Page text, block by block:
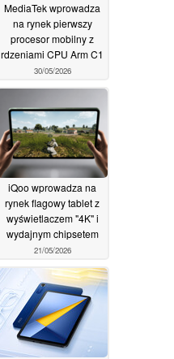
MediaTek wprowadza
na rynek pierwszy
procesor mobilny z
rdzeniami CPU Arm C1
30/05/2026
iQoo wprowadza na
rynek flagowy tablet z
wyświetlaczem "4K" i
wydajnym chipsetem
21/05/2026